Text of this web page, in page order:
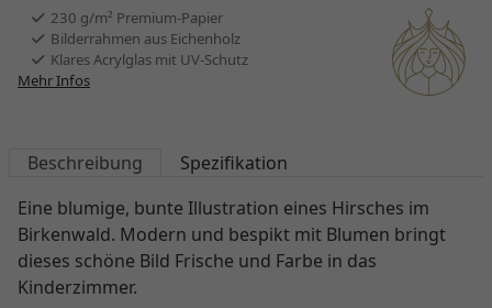
230 g/m² Premium-Papier
Bilderrahmen aus Eichenholz
Klares Acrylglas mit UV-Schutz
Mehr Infos
Beschreibung
Spezifikation
Eine blumige, bunte Illustration eines Hirsches im
Birkenwald. Modern und bespikt mit Blumen bringt
dieses schöne Bild Frische und Farbe in das
Kinderzimmer.